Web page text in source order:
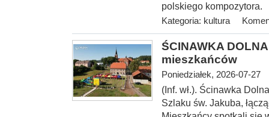
polskiego kompozytora.
Kategoria: kultura
ŚCINAWKA
mieszkańców
Poniedziałek, 2026-07-27
(Inf. wł.). Ścinawka
Szlaku św. Jakuba,